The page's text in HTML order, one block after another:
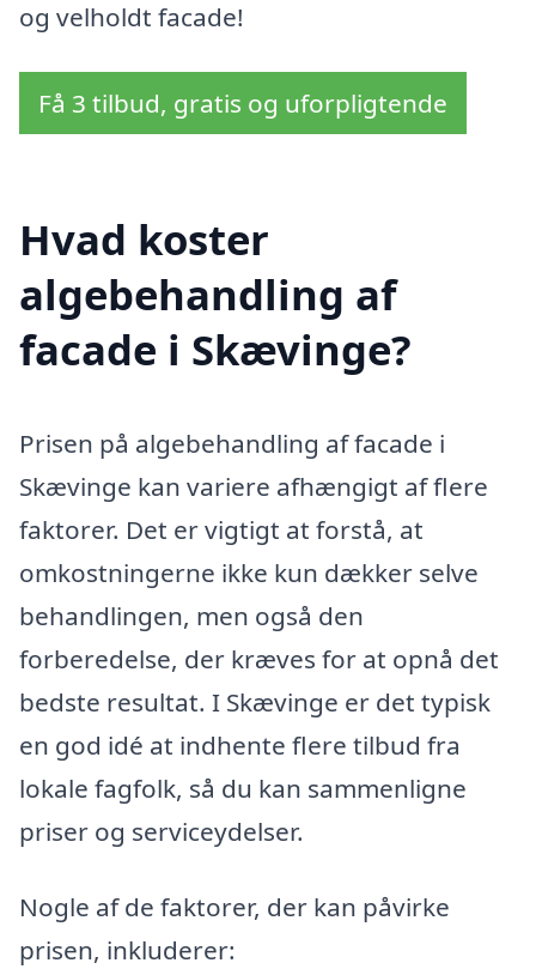
og velholdt facade!
Få 3 tilbud, gratis og uforpligtende
Hvad koster
algebehandling af
facade i Skævinge?
Prisen på algebehandling af facade i
Skævinge kan variere afhængigt af flere
faktorer. Det er vigtigt at forstå, at
omkostningerne ikke kun dækker selve
behandlingen, men også den
forberedelse, der kræves for at opnå det
bedste resultat. I Skævinge er det typisk
en god idé at indhente flere tilbud fra
lokale fagfolk, så du kan sammenligne
priser og serviceydelser.
Nogle af de faktorer, der kan påvirke
prisen, inkluderer: